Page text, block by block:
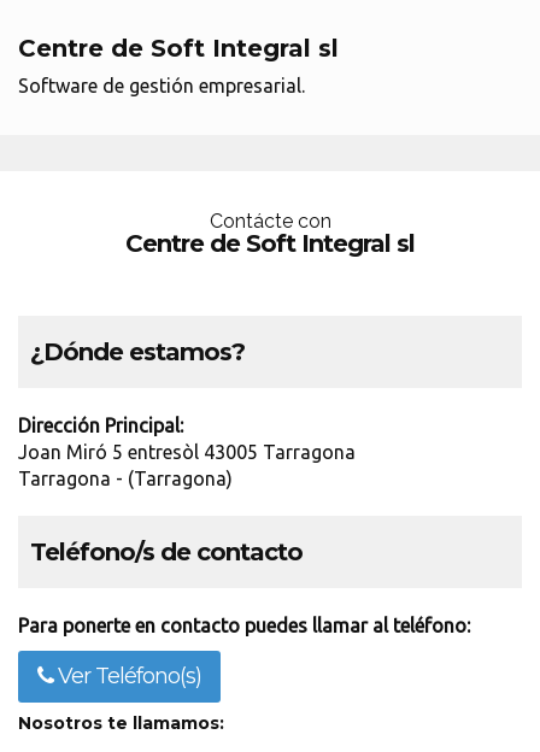
Centre de Soft Integral sl
Software de gestión empresarial.
Contácte con
Centre de Soft Integral sl
¿Dónde estamos?
Dirección Principal:
Joan Miró 5 entresòl 43005 Tarragona
Tarragona - (Tarragona)
Teléfono/s de contacto
Para ponerte en contacto puedes llamar al teléfono:
Ver Teléfono(s)
Nosotros te llamamos: